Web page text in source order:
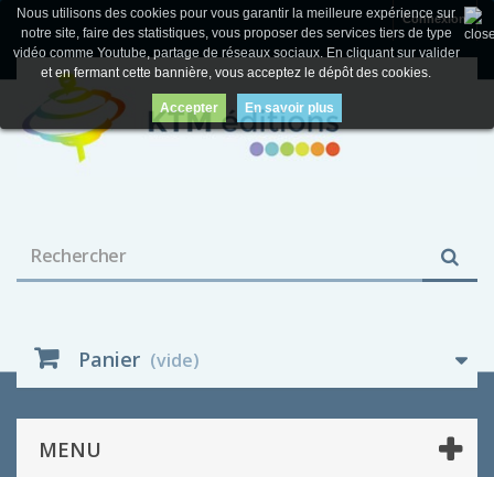
Connexion
Panier (vide)
MENU
Nous utilisons des cookies pour vous garantir la meilleure expérience sur
notre site, faire des statistiques, vous proposer des services tiers de type
vidéo comme Youtube, partage de réseaux sociaux. En cliquant sur valider
et en fermant cette bannière, vous acceptez le dépôt des cookies.
Accepter En savoir plus